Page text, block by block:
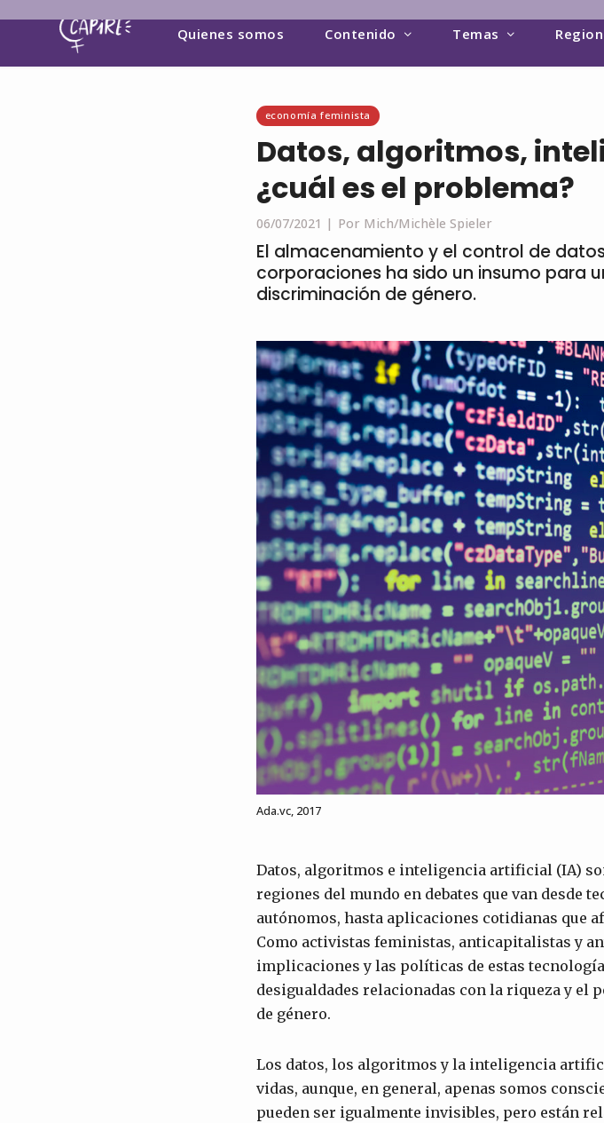
Quienes somos Contenido Temas
economía feminista
Datos, algoritmos,
¿cuál es el problema?
06/07/2021 | Por Mich/Michèle Spieler
El almacenamiento y el control de
corporaciones ha sido un insumo para
discriminación de género.
Ada.vc, 2017
Datos, algoritmos e inteligencia artificial (IA)
regiones del mundo en debates que van desde
autónomos, hasta aplicaciones cotidianas que
Como activistas feministas, anticapitalistas y
implicaciones y las políticas de estas
desigualdades relacionadas con la riqueza y
de género.
Los datos, los algoritmos y la inteligencia
vidas, aunque, en general, apenas somos
pueden ser igualmente invisibles, pero están